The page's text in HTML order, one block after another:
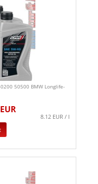
50500 BMW Longlife-
8.12 EUR / l